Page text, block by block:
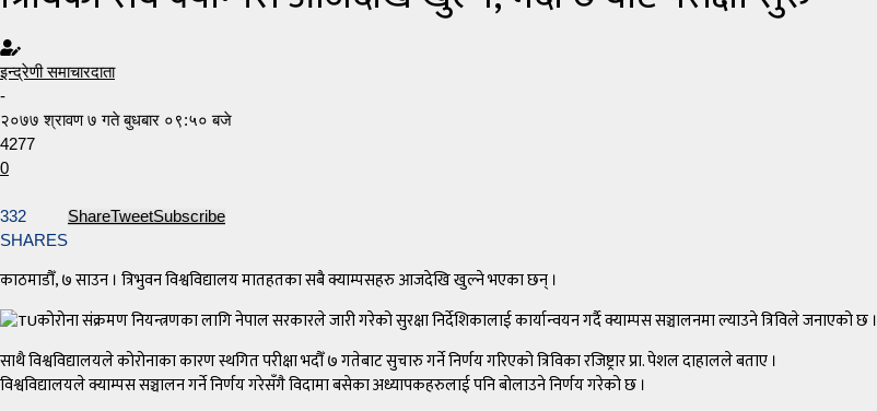
इन्द्रेणी समाचारदाता
-
२०७७ श्रावण ७ गते बुधबार ०९:५० बजे
4277
0
332
SHARES
ShareTweetSubscribe
काठमाडौँ, ७ साउन । त्रिभुवन विश्वविद्यालय मातहतका सबै क्याम्पसहरु आजदेखि खुल्ने भएका छन् ।
कोरोना संक्रमण नियन्त्रणका लागि नेपाल सरकारले जारी गरेको सुरक्षा निर्देशिकालाई कार्यान्वयन गर्दै क्याम्पस सञ्चालनमा ल्याउने त्रिविले जनाएको छ ।
साथै विश्वविद्यालयले कोरोनाका कारण स्थगित परीक्षा भदौँ ७ गतेबाट सुचारु गर्ने निर्णय गरिएको त्रिविका रजिष्ट्रार प्रा. पेशल दाहालले बताए ।
विश्वविद्यालयले क्याम्पस सञ्चालन गर्ने निर्णय गरेसँगै विदामा बसेका अध्यापकहरुलाई पनि बोलाउने निर्णय गरेको छ ।